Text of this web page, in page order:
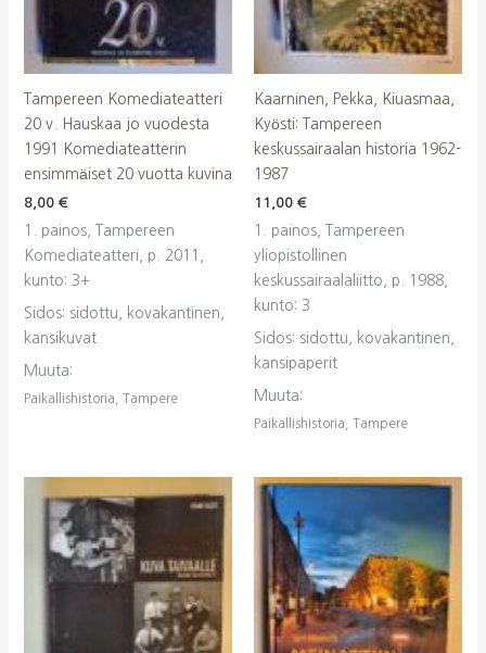
Tampereen Komediateatteri
20 v. Hauskaa jo vuodesta
1991 Komediateatterin
ensimmäiset 20 vuotta kuvina
8,00 €
1. painos, Tampereen
Komediateatteri, p. 2011,
kunto: 3+
Sidos: sidottu, kovakantinen,
kansikuvat
Muuta:
Paikallishistoria, Tampere
Kaarninen, Pekka, Kiuasmaa,
Kyösti: Tampereen
keskussairaalan historia 1962-
1987
11,00 €
1. painos, Tampereen
yliopistollinen
keskussairaalaliitto, p. 1988,
kunto: 3
Sidos: sidottu, kovakantinen,
kansipaperit
Muuta:
Paikallishistoria, Tampere